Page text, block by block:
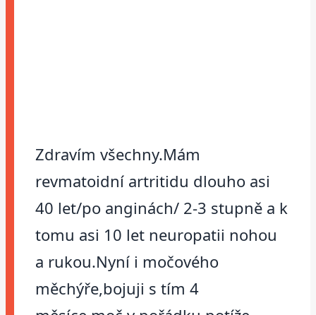
Zdravím všechny.Mám
revmatoidní artritidu dlouho asi
40 let/po anginách/ 2-3 stupně a k
tomu asi 10 let neuropatii nohou
a rukou.Nyní i močového
měchýře,bojuji s tím 4